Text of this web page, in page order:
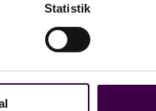
Statistik